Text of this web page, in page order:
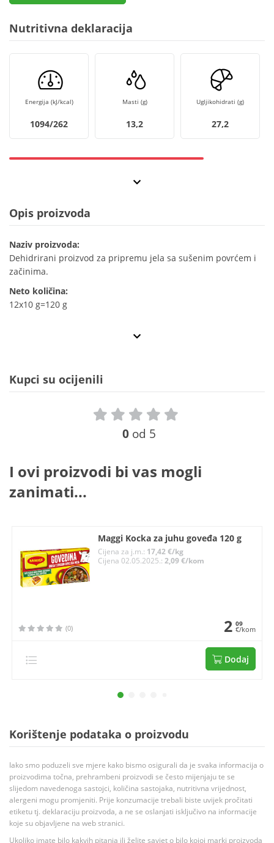
Nutritivna deklaracija
Energija (kJ/kcal)
1094/262
Masti (g)
13,2
Ugljikohidrati (g)
27,2
Opis proizvoda
Naziv proizvoda:
Dehidrirani proizvod za pripremu jela sa sušenim povrćem i
začinima.
Neto količina:
12x10 g=120 g
Kupci su ocijenili
0 od 5
I ovi proizvodi bi vas mogli
zanimati...
Maggi Kocka za juhu goveđa 120 g
Cijena za j.m.: 17,42 €/kg
Cijena 02.05.2025.:2,09 €/kom
(0) 2 09
€/kom
Dodaj
Korištenje podataka o proizvodu
Iako smo poduzeli sve mjere kako bismo osigurali da je svaka informacija o
proizvodima točna, prehrambeni proizvodi se često mijenjaju te se
slijedom navedenoga sastojci, količina sastojaka, nutritivna vrijednost,
alergeni mogu promjeniti. Prije konzumacije trebali biste uvijek pročitati
etiketu tj. deklaraciju proizvoda, a ne se oslanjati isključivo na informacije
koje su objavljene na web stranici.
Ukoliko imate bilo kakvih pitanja ili želite savjet o bilo kojoj marki proizvoda